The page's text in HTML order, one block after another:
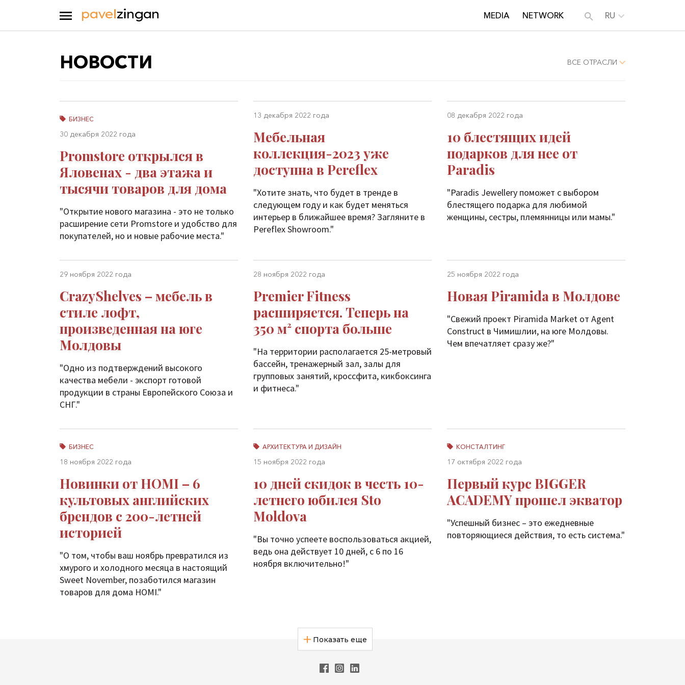
MEDIA NETWORK RU
НОВОСТИ ВСЕ ОТРАСЛИ
БИЗНЕС
30 декабря 2022 года
Promstore открылся в
Яловенах - два этажа и
тысячи товаров для дома
"Открытие нового магазина - это не только
расширение сети Promstore и удобство для
покупателей, но и новые рабочие места."
13 декабря 2022 года
Мебельная
коллекция-2023 уже
доступна в Pereflex
"Хотите знать, что будет в тренде в
следующем году и как будет меняться
интерьер в ближайшее время? Загляните в
Pereflex Showroom."
08 декабря 2022 года
10 блестящих идей
подарков для нее от
Paradis
"Paradis Jewellery поможет с выбором
блестящего подарка для любимой
женщины, сестры, племянницы или мамы."
29 ноября 2022 года
CrazyShelves – мебель в
стиле лофт,
произведенная на юге
Молдовы
"Одно из подтверждений высокого
качества мебели - экспорт готовой
продукции в страны Европейского Союза и
СНГ."
28 ноября 2022 года
Premier Fitness
расширяется. Теперь на
350 м² спорта больше
"На территории располагается 25-метровый
бассейн, тренажерный зал, залы для
групповых занятий, кроссфита, кикбоксинга
и фитнеса."
25 ноября 2022 года
Новая Piramida в Молдове
"Свежий проект Piramida Market от Agent
Construct в Чимишлии, на юге Молдовы.
Чем впечатляет сразу же?"
БИЗНЕС
18 ноября 2022 года
Новинки от HOMI – 6
культовых английских
брендов с 200-летней
историей
"О том, чтобы ваш ноябрь превратился из
хмурого и холодного месяца в настоящий
Sweet November, позаботился магазин
товаров для дома HOMI."
АРХИТЕКТУРА И ДИЗАЙН
15 ноября 2022 года
10 дней скидок в честь 10-
летнего юбилея Sto
Moldova
"Вы точно успеете воспользоваться акцией,
ведь она действует 10 дней, с 6 по 16
ноября включительно!"
КОНСТАЛТИНГ
17 октября 2022 года
Первый курс BIGGER
ACADEMY прошел экватор
"Успешный бизнес – это ежедневные
повторяющиеся действия, то есть система."
Показать еще